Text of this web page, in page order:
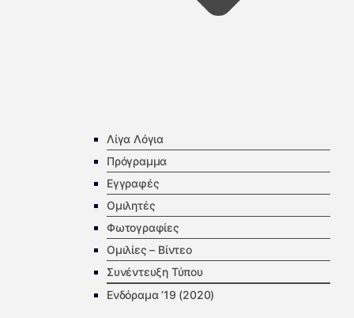
Λίγα Λόγια
Πρόγραμμα
Εγγραφές
Ομιλητές
Φωτογραφίες
Ομιλίες – Βίντεο
Συνέντευξη Τύπου
Ενδόραμα ’19 (2020)